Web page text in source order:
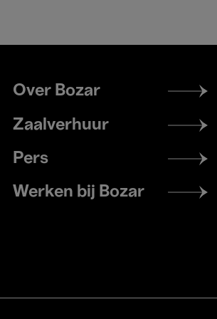
Footer
menu
Over Bozar
Zaalverhuur
Pers
Werken bij Bozar